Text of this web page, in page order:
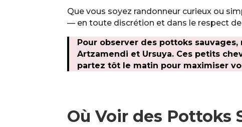
Que vous soyez randonneur curieux ou
— en toute discrétion et dans le respect de
Pour observer des pottoks
Artzamendi et Ursuya. Ces petits
partez tôt le matin pour maximiser
Où Voir des Pottoks